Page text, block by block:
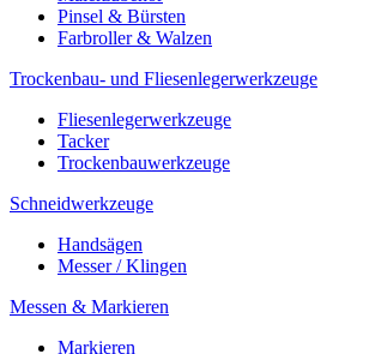
Pinsel & Bürsten
Farbroller & Walzen
Trockenbau- und Fliesenlegerwerkzeuge
Fliesenlegerwerkzeuge
Tacker
Trockenbauwerkzeuge
Schneidwerkzeuge
Handsägen
Messer / Klingen
Messen & Markieren
Markieren